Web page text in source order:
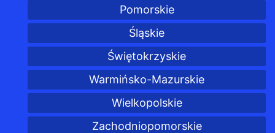
Pomorskie
Śląskie
Świętokrzyskie
Warmińsko-Mazurskie
Wielkopolskie
Zachodniopomorskie